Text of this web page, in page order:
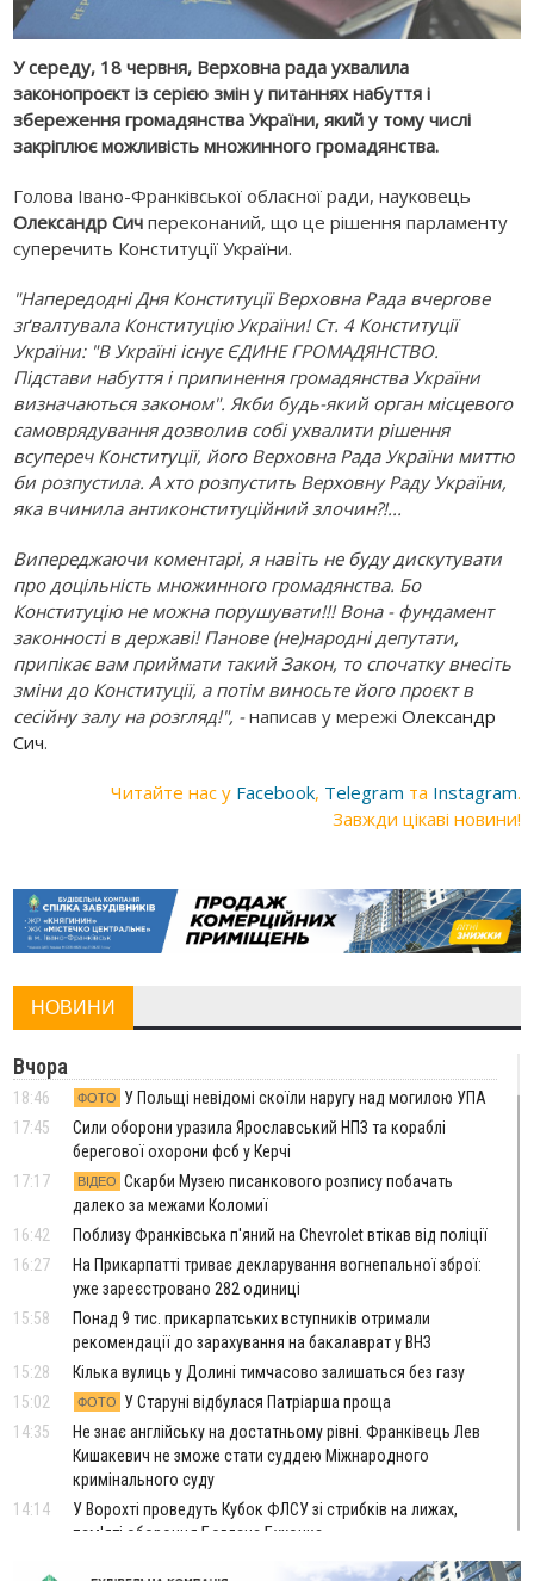
У середу, 18 червня, Верховна рада ухвалила
законопроєкт із серією змін у питаннях набуття і
збереження громадянства України, який у тому числі
закріплює можливість множинного громадянства.
Голова Івано-Франківської обласної ради, науковець
Олександр Сич переконаний, що це рішення парламенту
суперечить Конституції України.
"Напередодні Дня Конституції Верховна Рада вчергове
зґвалтувала Конституцію України! Ст. 4 Конституції
України: "В Україні існує ЄДИНЕ ГРОМАДЯНСТВО.
Підстави набуття і припинення громадянства України
визначаються законом". Якби будь-який орган місцевого
самоврядування дозволив собі ухвалити рішення
всупереч Конституції, його Верховна Рада України миттю
би розпустила. А хто розпустить Верховну Раду України,
яка вчинила антиконституційний злочин?!...
Випереджаючи коментарі, я навіть не буду дискутувати
про доцільність множинного громадянства. Бо
Конституцію не можна порушувати!!! Вона - фундамент
законності в державі! Панове (не)народні депутати,
припікає вам приймати такий Закон, то спочатку внесіть
зміни до Конституції, а потім виносьте його проєкт в
сесійну залу на розгляд!", -написав у мережіОлександр
Сич.
Читайте нас у Facebook, Telegram та Instagram.
Завжди цікаві новини!
НОВИНИ
Вчора
18:46 ФОТО
У Польщі невідомі скоїли наругу над могилою УПА
17:45
Сили оборони уразила Ярославський НПЗ та кораблі
берегової охорони фсб у Керчі
17:17
ВІДЕО Скарби Музею писанкового розпису побачать
далеко за межами Коломиї
16:42
Поблизу Франківська п'яний на Chevrolet втікав від поліції
16:27
На Прикарпатті триває декларування вогнепальної зброї:
уже зареєстровано 282 одиниці
15:58
Понад 9 тис. прикарпатських вступників отримали
рекомендації до зарахування на бакалаврат у ВНЗ
15:28
Кілька вулиць у Долині тимчасово залишаться без газу
15:02
ФОТО
У Старуні відбулася Патріарша проща
14:35
Не знає англійську на достатньому рівні. Франківець Лев
Кишакевич не зможе стати суддею Міжнародного
кримінального суду
14:14
У Ворохті проведуть Кубок ФЛСУ зі стрибків на лижах,
пам'яті оборонця Богдана Бухонка
На Калущині розшукали чоловіка, який три дні